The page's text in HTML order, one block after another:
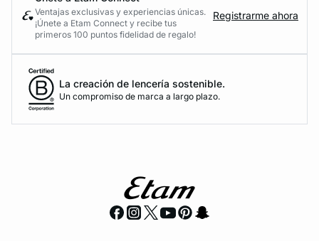
Ventajas exclusivas y experiencias únicas.
¡Únete a Etam Connect y recibe tus
primeros 100 puntos fidelidad de regalo!
Registrarme ahora
La creación de lencería sostenible.
Un compromiso de marca a largo plazo.